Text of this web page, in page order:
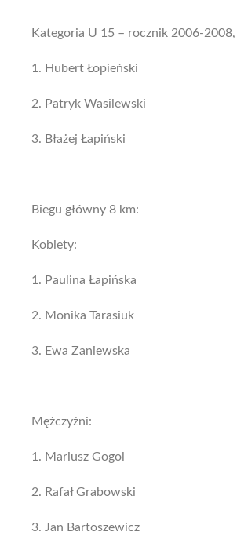
Kategoria U 15 – rocznik 2006-
1. Hubert Łopieński
2. Patryk Wasilewski
3. Błażej Łapiński
Biegu główny 8 km:
Kobiety:
1. Paulina Łapińska
2. Monika Tarasiuk
3. Ewa Zaniewska
Mężczyźni:
1. Mariusz Gogol
2. Rafał Grabowski
3. Jan Bartoszewicz